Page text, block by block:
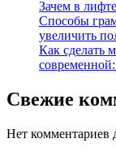
Зачем в
Способы
увеличить
Как сделать
Свежие
Нет комментариев